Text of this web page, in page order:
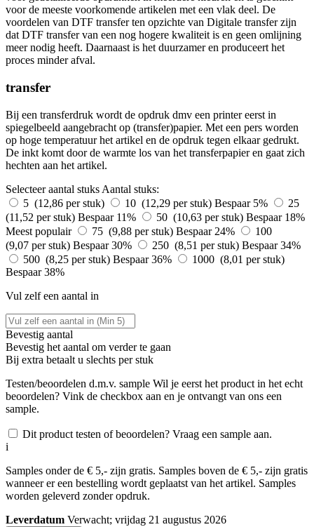
voor de meeste voorkomende artikelen met een vlak deel. De
voordelen van DTF transfer ten opzichte van Digitale transfer zijn
dat DTF transfer van een nog hogere kwaliteit is en geen omlijning
meer nodig heeft. Daarnaast is het duurzamer en produceert het
proces minder afval.
transfer
Bij een transferdruk wordt de opdruk dmv een printer eerst in
spiegelbeeld aangebracht op (transfer)papier. Met een pers worden
op hoge temperatuur het artikel en de opdruk tegen elkaar gedrukt.
De inkt komt door de warmte los van het transferpapier en gaat zich
hechten aan het artikel.
Selecteer aantal stuks Aantal stuks:
5 (12,86 per stuk)
10 (12,29 per stuk) Bespaar 5%
25
(11,52 per stuk) Bespaar 11% 50 (10,63 per stuk) Bespaar 18%
Meest populair
75 (9,88 per stuk) Bespaar 24%
100
(9,07 per stuk) Bespaar 30% 250 (8,51 per stuk) Bespaar 34%
500 (8,25 per stuk) Bespaar 36%
1000 (8,01 per stuk)
Bespaar 38%
Vul zelf een aantal in
Bevestig aantal
Bevestig het aantal om verder te gaan
Bij extra betaalt u slechts per stuk
Testen/beoordelen d.m.v. sample Wil je eerst het product in het echt
beoordelen? Vink de checkbox aan en je ontvangt van ons een
sample.
Dit product testen of beoordelen? Vraag een sample aan.
i
Samples onder de € 5,- zijn gratis. Samples boven de € 5,- zijn gratis
wanneer er een bestelling wordt geplaatst van het artikel. Samples
worden geleverd zonder opdruk.
Leverdatum Verwacht; vrijdag 21 augustus 2026